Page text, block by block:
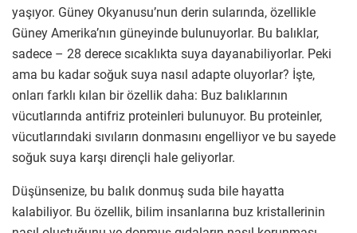
yaşıyor. Güney Okyanusu’nun derin sularında, özellikle
Güney Amerika’nın güneyinde bulunuyorlar. Bu balıklar,
sadece – 28 derece sıcaklıkta suya dayanabiliyorlar. Peki
ama bu kadar soğuk suya nasıl adapte oluyorlar? İşte,
onları farklı kılan bir özellik daha: Buz balıklarının
vücutlarında antifriz proteinleri bulunuyor. Bu proteinler,
vücutlarındaki sıvıların donmasını engelliyor ve bu sayede
soğuk suya karşı dirençli hale geliyorlar.
Düşünsenize, bu balık donmuş suda bile hayatta
kalabiliyor. Bu özellik, bilim insanlarına buz kristallerinin